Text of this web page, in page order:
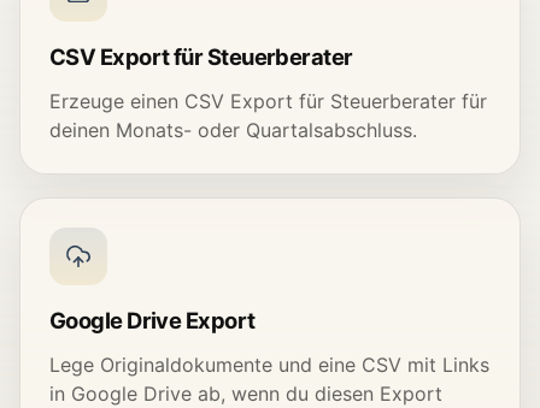
CSV Export für Steuerberater
Erzeuge einen CSV Export für Steuerberater für
deinen Monats- oder Quartalsabschluss.
Google Drive Export
Lege Originaldokumente und eine CSV mit Links
in Google Drive ab, wenn du diesen Export